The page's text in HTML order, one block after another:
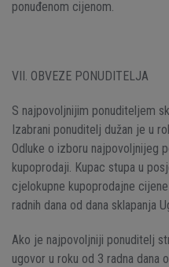
ponuđenom cijenom.
VII. OBVEZE PONUDITELJA
S najpovoljnijim ponuditeljem
Izabrani ponuditelj dužan je u
Odluke o izboru najpovoljnijeg
kupoprodaji. Kupac stupa u
cjelokupne kupoprodajne
radnih dana od dana sklapanja
Ako je najpovoljniji ponuditelj
ugovor u roku od 3 radna dana